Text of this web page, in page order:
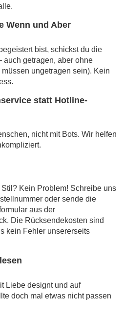
Wenn und Aber
bist, schickst du die
auch getragen, aber ohne
ungetragen sein). Kein
statt Hotline-
nicht mit Bots. Wir helfen
Kein Problem! Schreibe uns
oder sende die
aus der
Die Rücksendekosten sind
kein Fehler unsererseits
Liebe designt und auf
doch mal etwas nicht passen